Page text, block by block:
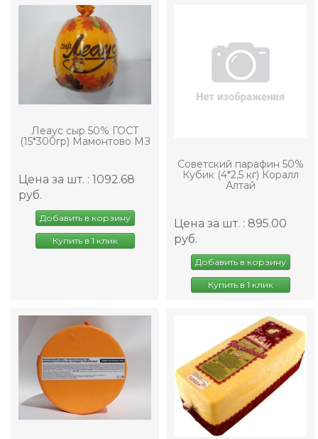
Леаус сыр 50% ГОСТ
(15*300гр) Мамонтово МЗ
Цена за шт. : 1092.68
руб.
Добавить в корзину
Купить в 1 клик
Советский парафин 50%
Кубик (4*2,5 кг) Коралл
Алтай
Цена за шт. : 895.00
руб.
Добавить в корзину
Купить в 1 клик